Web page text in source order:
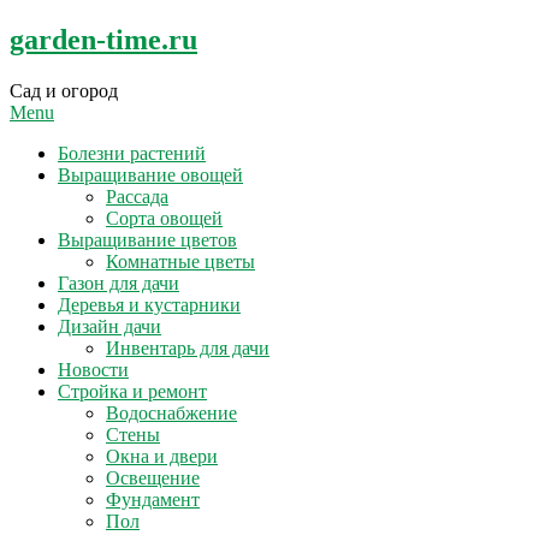
Skip
to
garden-time.ru
Сад и огород
Menu
Болезни растений
Выращивание овощей
Рассада
Сорта овощей
Выращивание цветов
Комнатные цветы
Газон для дачи
Деревья и кустарники
Дизайн дачи
Инвентарь для дачи
Новости
Стройка и ремонт
Водоснабжение
Стены
Окна и двери
Освещение
Фундамент
Пол